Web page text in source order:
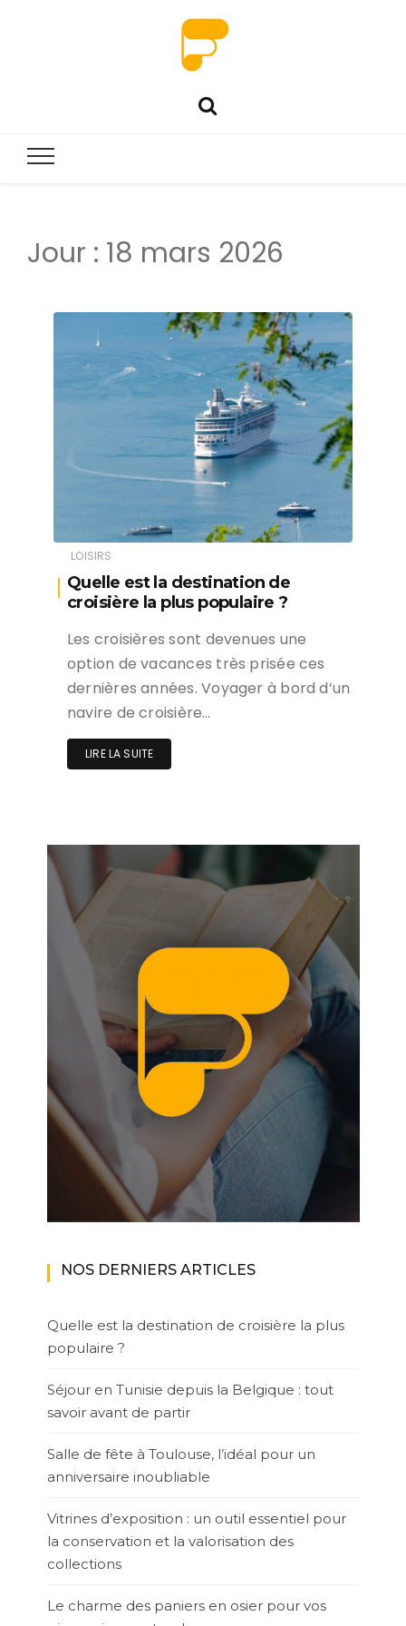
Jour : 18 mars 2026
LOISIRS
Quelle est la destination de
croisière la plus populaire ?
Les croisières sont devenues une
option de vacances très prisée ces
dernières années. Voyager à bord d’un
navire de croisière…
LIRE LA SUITE
NOS DERNIERS ARTICLES
Quelle est la destination de croisière la plus
populaire ?
Séjour en Tunisie depuis la Belgique : tout
savoir avant de partir
Salle de fête à Toulouse, l’idéal pour un
anniversaire inoubliable
Vitrines d’exposition : un outil essentiel pour
la conservation et la valorisation des
collections
Le charme des paniers en osier pour vos